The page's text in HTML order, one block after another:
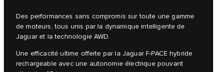
Des performances sans compromis sur toute une gamme
de moteurs, tous unis par la dynamique intelligente de
Jaguar et la technologie AWD.
Une efficacité ultime offerte par la Jaguar F-PACE hybride
rechargeable avec une autonomie électrique pouvant